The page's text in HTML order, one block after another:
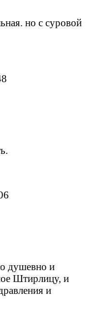
но с суровой
душевно и
Штирлицу, и
и